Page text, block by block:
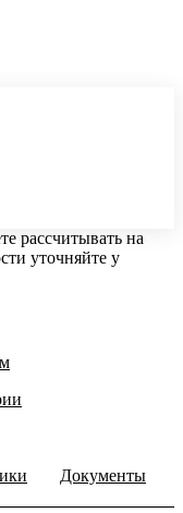
рассчитывать на
уточняйте у
Документы